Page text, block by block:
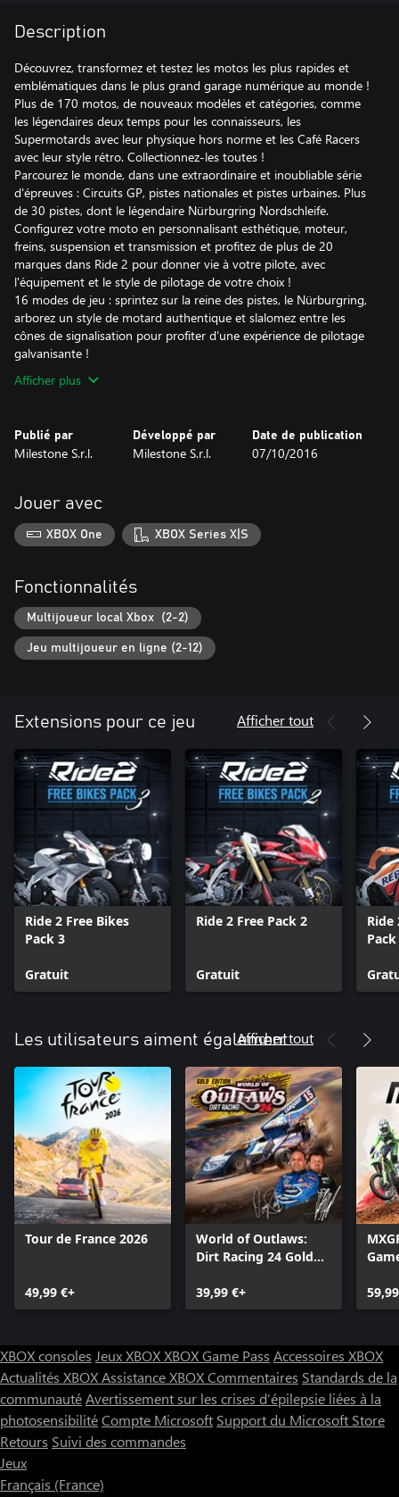
Description
Découvrez, transformez et testez les motos les plus rapides et
emblématiques dans le plus grand garage numérique au monde !
Plus de 170 motos, de nouveaux modèles et catégories, comme
les légendaires deux temps pour les connaisseurs, les
Supermotards avec leur physique hors norme et les Café Racers
avec leur style rétro. Collectionnez-les toutes !
Parcourez le monde, dans une extraordinaire et inoubliable série
d'épreuves : Circuits GP, pistes nationales et pistes urbaines. Plus
de 30 pistes, dont le légendaire Nürburgring Nordschleife.
Configurez votre moto en personnalisant esthétique, moteur,
freins, suspension et transmission et profitez de plus de 20
marques dans Ride 2 pour donner vie à votre pilote, avec
l'équipement et le style de pilotage de votre choix !
16 modes de jeu : sprintez sur la reine des pistes, le Nürburgring,
arborez un style de motard authentique et slalomez entre les
cônes de signalisation pour profiter d'une expérience de pilotage
galvanisante !
Afficher plus
Publié par
Milestone S.r.l.
Développé par
Milestone S.r.l.
Date de publication
07/10/2016
Jouer avec
XBOX One XBOX Series X|S
Fonctionnalités
Multijoueur local Xbox (2-2)
Jeu multijoueur en ligne (2-12)
Extensions pour ce jeu Afficher tout
Ride 2 Free Bikes
Pack 3
Gratuit
Ride 2 Free Pack 2
Gratuit
Ride
Les utilisateurs aiment également
Afficher tout
Tour de France 2026
49,99 €+
World of Outlaws:
Dirt Racing 24 Gold
39,99 €+
XBOX consoles Jeux XBOXXBOX Game Pass Accessoires XBOX
Actualités XBOXAssistance XBOXCommentaires Standards de la
communautéAvertissement sur les crises d’épilepsie liées à la
photosensibilitéCompte Microsoft Support du Microsoft Store
Retours Suivi des commandes
Jeux
Français (France)